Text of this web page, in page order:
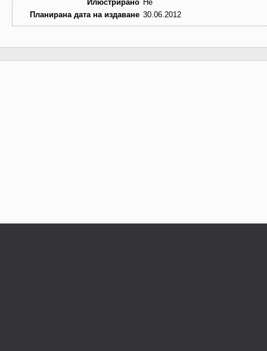
Илюстрирано Не
Планирана дата на издаване 30.06.2012